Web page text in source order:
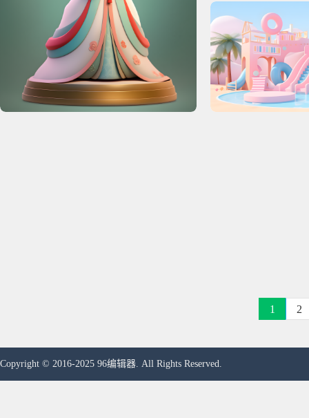
1 2
Copyright © 2016-2025 96编辑器. All Rights Reserved.